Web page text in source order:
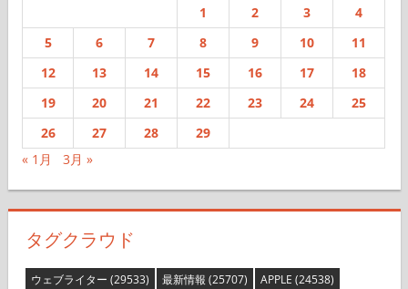
1
2 3
4
5
6 7 8 9 10
11
12
13 14 15 16 17
18
19
20 21 22 23 24
25
26
27 28
29
« 1月
3月 »
タグクラウド
ウェブライター (29533) 最新情報 (25707) APPLE (24538)